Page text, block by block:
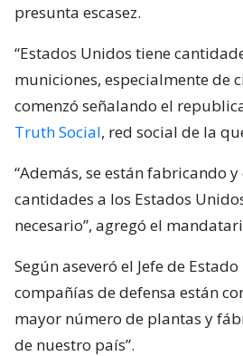
presunta escasez.
“Estados Unidos tiene
municiones, especialmente de
comenzó señalando el
Truth Social, red social de la
“Además, se están fabricando
cantidades a los Estados
necesario”, agregó el
Según aseveró el Jefe de
compañías de defensa están
mayor número de plantas y
de nuestro país”.